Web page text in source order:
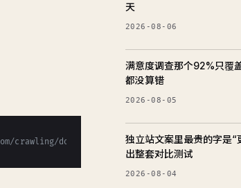
crawling/docs/crawlers-fetchers/google-agent)
天
2026-08-06
满意度调查那个92%只覆
都没算错
2026-08-05
独立站文案里最贵的字是
出整套对比测试
2026-08-04